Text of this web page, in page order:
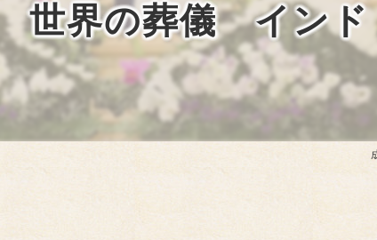
田の葬儀･やすらぎ葬祭 清雲のお客様の声
世界の葬儀 インド